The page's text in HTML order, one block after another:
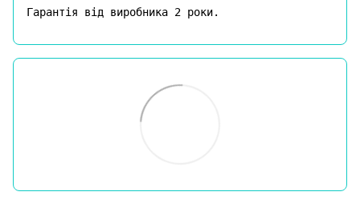
Гарантія від виробника 2 роки.